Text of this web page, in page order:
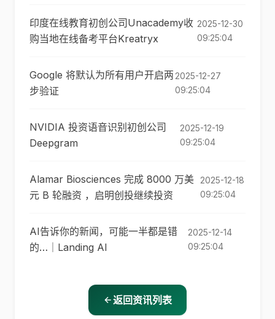
印度在线教育初创公司Unacademy收
购当地在线备考平台Kreatryx
2025-12-30
09:25:04
Google 将默认为所有用户开启两
步验证
2025-12-27
09:25:04
NVIDIA 投资语音识别初创公司
Deepgram
2025-12-19
09:25:04
Alamar Biosciences 完成 8000 万美
元 B 轮融资 ，启明创投继续投资
2025-12-18
09:25:04
AI告诉你的新闻，可能一半都是错
的…｜Landing AI
2025-12-14
09:25:04
返回资讯列表